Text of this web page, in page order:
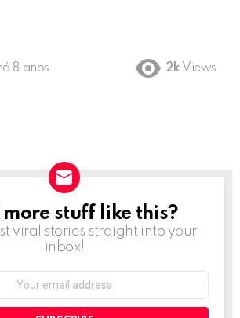
8 anos 2k Views
stuff like this?
viral stories straight into your
inbox!